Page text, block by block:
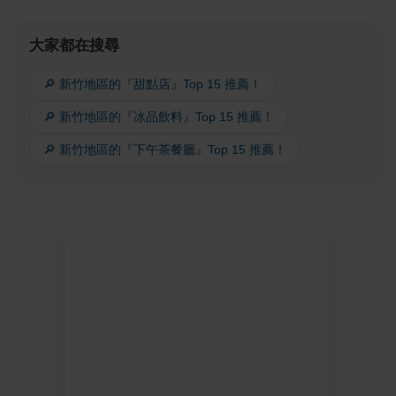
大家都在搜尋
🔎 新竹地區的『甜點店』Top 15 推薦！
🔎 新竹地區的『冰品飲料』Top 15 推薦！
🔎 新竹地區的『下午茶餐廳』Top 15 推薦！